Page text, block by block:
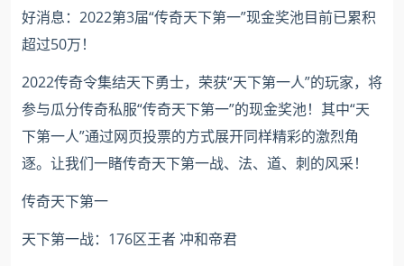
好消息：2022第3届“传奇天下第一”现金奖池目前已累积
超过50万！
2022传奇令集结天下勇士，荣获“天下第一人”的玩家，将
参与瓜分传奇私服“传奇天下第一”的现金奖池！其中“天
下第一人”通过网页投票的方式展开同样精彩的激烈角
逐。让我们一睹传奇天下第一战、法、道、刺的风采！
传奇天下第一
天下第一战：176区王者 冲和帝君